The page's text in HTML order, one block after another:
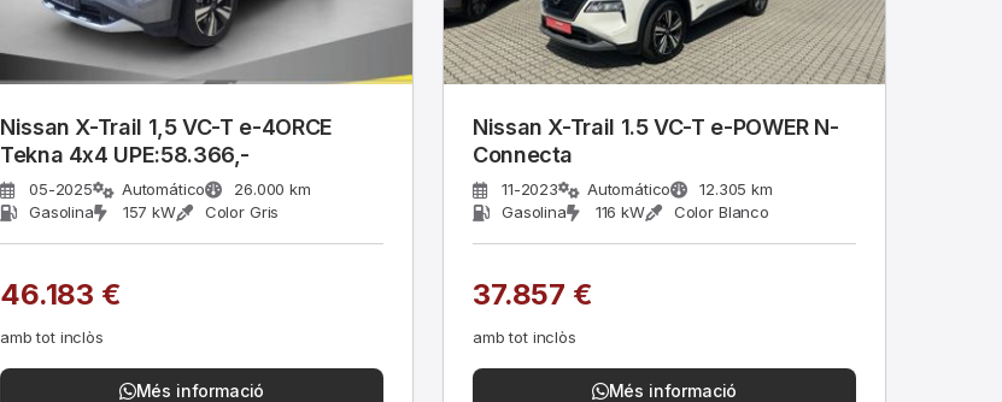
Nissan X-Trail 1,5 VC-T e-4ORCE
Tekna 4x4 UPE:58.366,-
05-2025 Automático
26.000 km
Gasolina
157 kW Color Gris
46.183 €
amb tot inclòs
Més informació
Nissan X-Trail 1.5 VC-T e-POWER N-
Connecta
11-2023 Automático
12.305 km
Gasolina
116 kW Color Blanco
37.857 €
amb tot inclòs
Més informació